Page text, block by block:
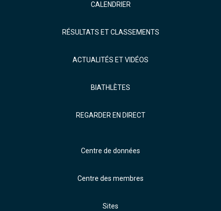
CALENDRIER
RÉSULTATS ET CLASSEMENTS
ACTUALITÉS ET VIDÉOS
BIATHLÈTES
REGARDER EN DIRECT
Centre de données
Centre des membres
Sites